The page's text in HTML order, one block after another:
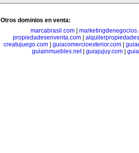
Otros dominios en venta:
marcabrasil.com
propiedadesenventa.com
creatujuego.com| guiacomercioexterior.com|
guiainmuebles.net| guiajujuy.com|